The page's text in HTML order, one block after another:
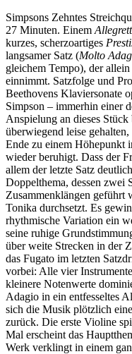
Simpsons Zehntes
27 Minuten. Einem
kurzes, scherzoartiges
langsamer Satz (Molto
gleichem Tempo), der
einnimmt. Satzfolge und
Beethovens Klaviersonate
Simpson – immerhin einer
Anspielung an dieses
überwiegend leise
Ende zu einem Höhepunkt
wieder beruhigt. Dass der
allem der letzte Satz
Doppelthema, dessen zwei
Zusammenklängen geführt
Tonika durchsetzt. Es
rhythmische Variation ein
seine ruhige
über weite Strecken in der
das Fugato im letzten
vorbei: Alle vier
kleinere Notenwerte
Adagio in ein entfesseltes
sich die Musik plötzlich
zurück. Die erste Violine
Mal erscheint das
Werk verklingt in einem